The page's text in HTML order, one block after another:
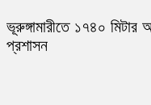
ভূরুঙ্গামারীতে ১৭৪০ মিটার
প্রশাসন